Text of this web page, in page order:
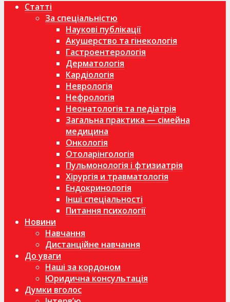
Статті
За спеціальністю
Наукові публікації
Акушерство та гінекологія
Гастроентерологія
Дерматологія
Кардіологія
Неврологія
Нефрологія
Неонатологія та педіатрія
Загальна практика — сімейна
медицина
Онкологія
Отоларінгологія
Пульмонологія і фтизиатрія
Хірургія и травматологія
Ендокринологія
Інші спеціальності
Питання психології
Новини
Навчання
Дистанційне навчання
До уваги
Наші за кордоном
Юридична консультація
Думки вголос